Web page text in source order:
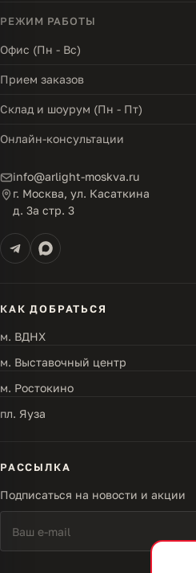
РЕЖИМ РАБОТЫ
Офис (Пн - Вс)
Прием заказов
Склад и шоурум (Пн - Пт)
Онлайн-консультации
info@arlight-moskva.ru
г. Москва, ул. Касаткина
д. 3а стр. 3
КАК ДОБРАТЬСЯ
м. ВДНХ
м. Выставочный центр
м. Ростокино
пл. Яуза
РАССЫЛКА
Подписаться на новости и акции